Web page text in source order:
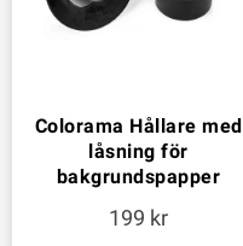
Colorama Hållare med
låsning för
bakgrundspapper
199